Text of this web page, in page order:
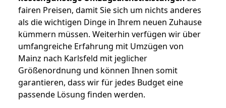
fairen Preisen, damit Sie sich um nichts anderes
als die wichtigen Dinge in Ihrem neuen Zuhause
kümmern müssen. Weiterhin verfügen wir über
umfangreiche Erfahrung mit Umzügen von
Mainz nach Karlsfeld mit jeglicher
Größenordnung und können Ihnen somit
garantieren, dass wir für jedes Budget eine
passende Lösung finden werden.